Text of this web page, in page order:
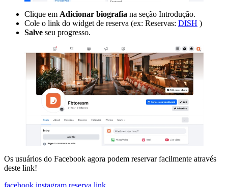
Clique em Adicionar biografia na seção Introdução.
Cole o link do widget de reserva (ex: Reservas: DISH )
Salve seu progresso.
Os usuários do Facebook agora podem reservar facilmente através
deste link!
facebook instagram reserva link